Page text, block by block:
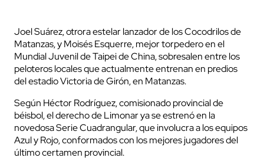
Joel Suárez, otrora estelar lanzador de los Cocodrilos de
Matanzas, y Moisés Esquerre, mejor torpedero en el
Mundial Juvenil de Taipei de China, sobresalen entre los
peloteros locales que actualmente entrenan en predios
del estadio Victoria de Girón, en Matanzas.
Según Héctor Rodríguez, comisionado provincial de
béisbol, el derecho de Limonar ya se estrenó en la
novedosa Serie Cuadrangular, que involucra a los equipos
Azul y Rojo, conformados con los mejores jugadores del
último certamen provincial.